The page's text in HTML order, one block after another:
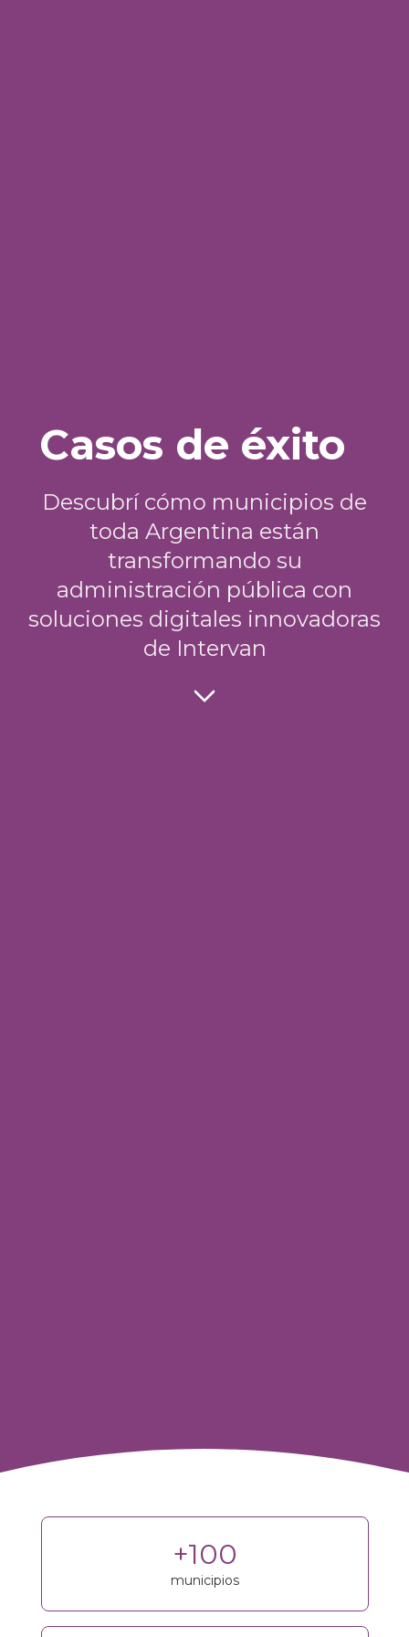
Casos de éxito
Descubrí cómo municipios de
toda Argentina están
transformando su
administración pública con
soluciones digitales innovadoras
de Intervan
+100
municipios